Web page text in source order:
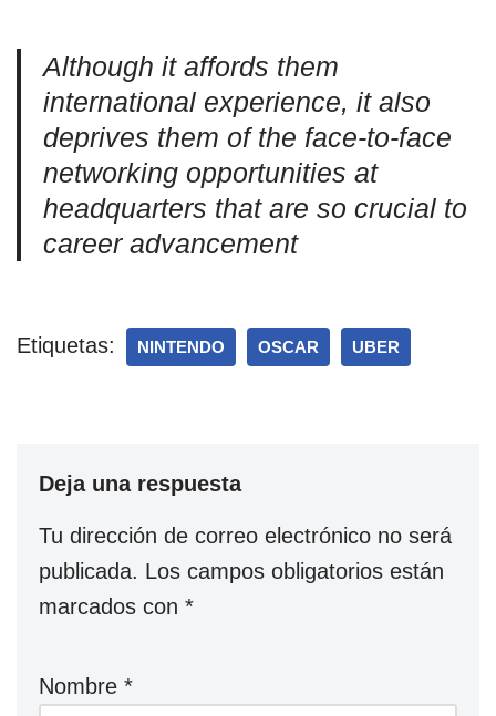
Although it affords them
international experience, it also
deprives them of the face-to-face
networking opportunities at
headquarters that are so crucial to
career advancement
Etiquetas: NINTENDO OSCAR UBER
Deja una respuesta
Tu dirección de correo electrónico no será
publicada. Los campos obligatorios están
marcados con *
Nombre *